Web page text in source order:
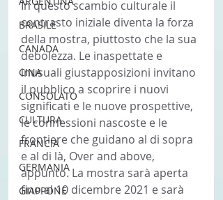
BRASILE
CANADA
CINA
CONSOLATO
CULTURA
FRANCIA
GERMANIA
GIAPPONE
In questo scambio culturale il
contrasto iniziale diventa la forza
della mostra, piuttosto che la sua
debolezza. Le inaspettate e
inusuali giustapposizioni invitano
il pubblico a scoprire i nuovi
significati e le nuove prospettive,
le connessioni nascoste e le
frontiere che guidano al di sopra
e al di là, Over and above,
appunto. La mostra sarà aperta
fino al 10 dicembre 2021 e sarà